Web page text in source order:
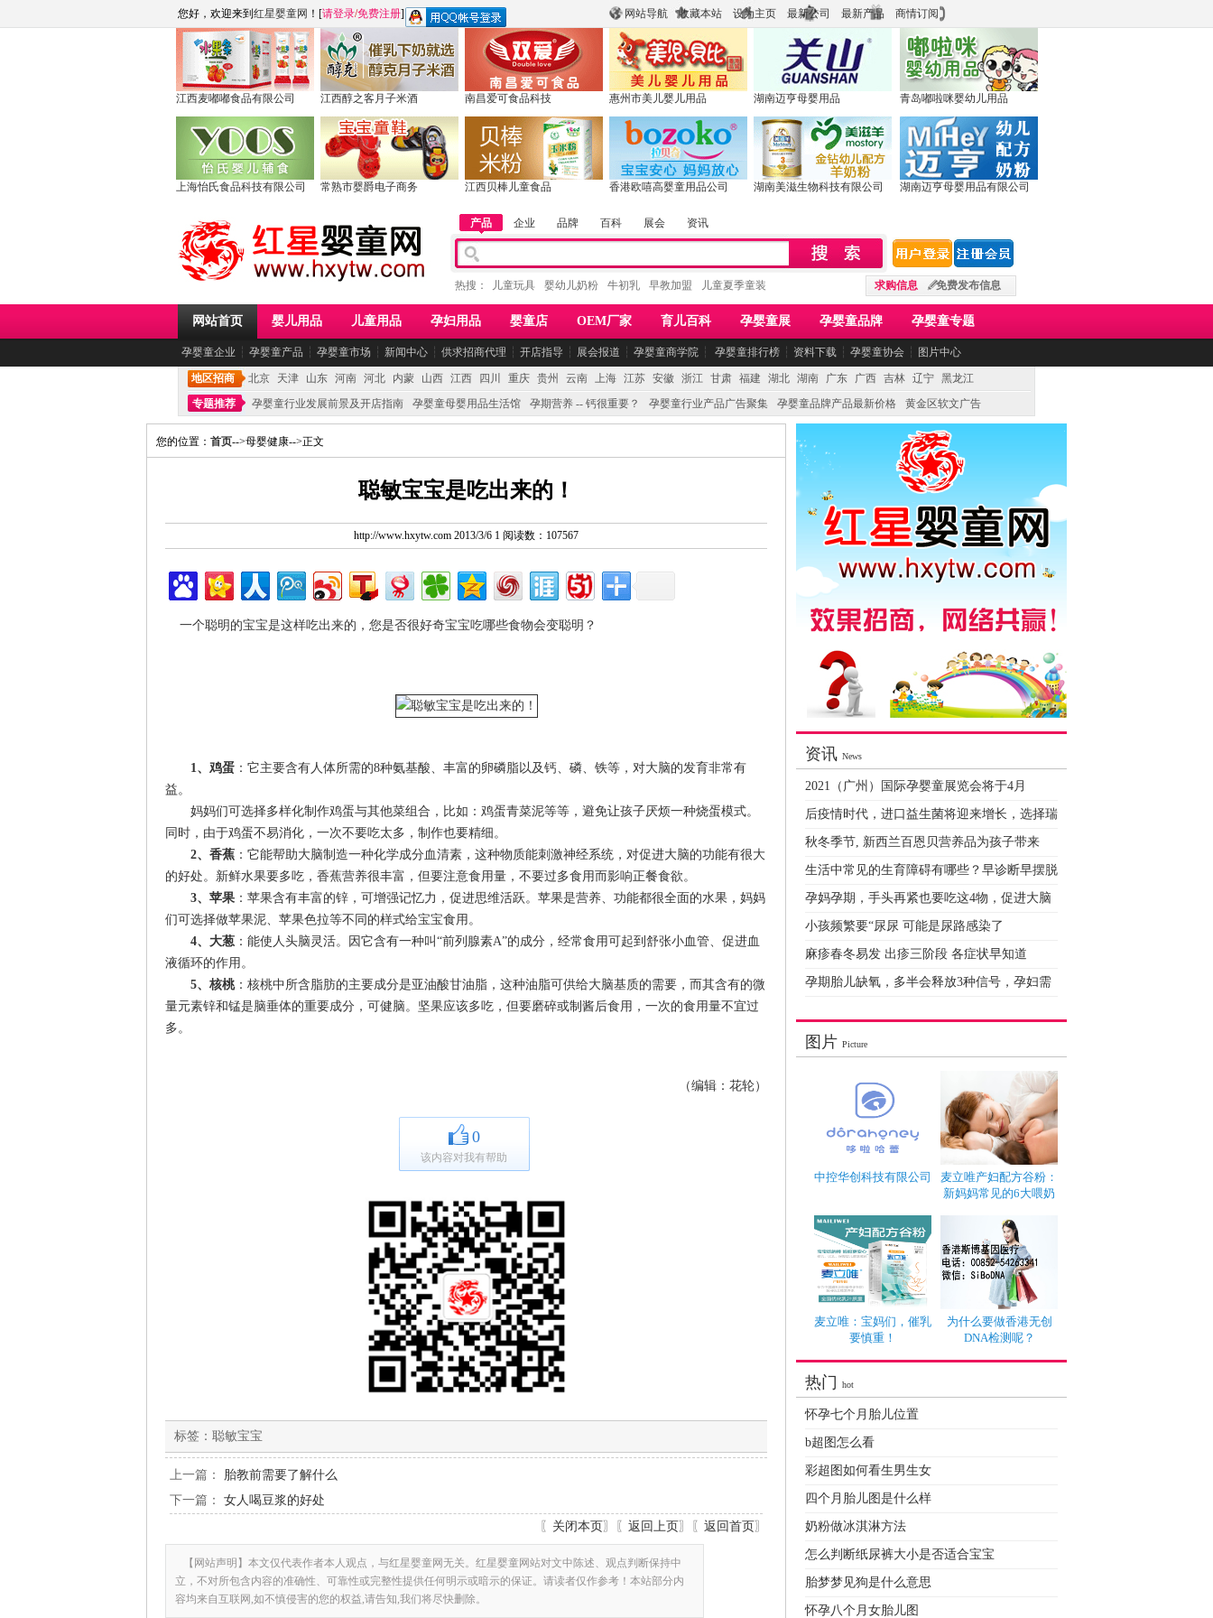
网站导航 收藏本站 设为主页 最新公司 最新产品 商情订阅
您好，欢迎来到 红星婴童网 ！[请登录/免费注册]
江西麦嘟嘟食品有限公司 江西醇之客月子米酒 南昌爱可食品科技 惠州市美儿婴儿用品 湖南迈亨母婴用品 青岛嘟啦咪婴幼儿用品
上海怡氏食品科技有限公司 常熟市婴爵电子商务 江西贝棒儿童食品 香港欧嘻高婴童用品公司 湖南美滋生物科技有限公司 湖南迈亨母婴用品有限公司
产品 企业 品牌 百科 展会 资讯
求购信息 免费发布信息
热搜： 儿童玩具 婴幼儿奶粉 牛初乳 早教加盟 儿童夏季童装
网站首页 婴儿用品 儿童用品 孕妇用品 婴童店 OEM厂家 育儿百科 孕婴童展 孕婴童品牌 孕婴童专题
孕婴童企业 ┆ 孕婴童产品 ┆ 孕婴童市场 ┆ 新闻中心 ┆ 供求招商代理 ┆ 开店指导 ┆ 展会报道 ┆ 孕婴童商学院 ┆ 孕婴童排行榜 ┆ 资料下载 ┆ 孕婴童协会 ┆ 图片中心
地区招商 北京 天津 山东 河南 河北 内蒙 山西 江西 四川 重庆 贵州 云南 上海 江苏 安徽 浙江 甘肃 福建 湖北 湖南 广东 广西 吉林 辽宁 黑龙江
专题推荐
孕婴童行业发展前景及开店指南 孕婴童母婴用品生活馆 孕期营养 -- 钙很重要？ 孕婴童行业产品广告聚集 孕婴童品牌产品最新价格 黄金区软文广告
您的位置： 首页-->母婴健康-->正文
聪敏宝宝是吃出来的！
http://www.hxytw.com 2013/3/6 1 阅读数：107567
一个聪明的宝宝是这样吃出来的，您是否很好奇宝宝吃哪些食物会变聪明？
1、鸡蛋 ：它主要含有人体所需的8种氨基酸、丰富的卵磷脂以及钙、磷、铁等，对大脑的发育非常有
益。
妈妈们可选择多样化制作鸡蛋与其他菜组合，比如：鸡蛋青菜泥等等，避免让孩子厌烦一种烧蛋模式。
同时，由于鸡蛋不易消化，一次不要吃太多，制作也要精细。
2、香蕉 ：它能帮助大脑制造一种化学成分血清素，这种物质能刺激神经系统，对促进大脑的功能有很大
的好处。新鲜水果要多吃，香蕉营养很丰富，但要注意食用量，不要过多食用而影响正餐食欲。
3、苹果 ：苹果含有丰富的锌，可增强记忆力，促进思维活跃。苹果是营养、功能都很全面的水果，妈妈
们可选择做苹果泥、苹果色拉等不同的样式给宝宝食用。
4、大葱 ：能使人头脑灵活。因它含有一种叫“前列腺素A”的成分，经常食用可起到舒张小血管、促进血
液循环的作用。
5、核桃：核桃中所含脂肪的主要成分是亚油酸甘油脂，这种油脂可供给大脑基质的需要，而其含有的微
量元素锌和锰是脑垂体的重要成分，可健脑。坚果应该多吃，但要磨碎或制酱后食用，一次的食用量不宜过
多。
（编辑：花轮）
0
该内容对我有帮助
标签： 聪敏宝宝
上一篇： 胎教前需要了解什么
下一篇： 女人喝豆浆的好处
〖 关闭本页〗〖 返回上页〗〖 返回首页〗
【网站声明】本文仅代表作者本人观点，与红星婴童网无关。红星婴童网站对文中陈述、观点判断保持中
立，不对所包含内容的准确性、可靠性或完整性提供任何明示或暗示的保证。请读者仅作参考！本站部分内
容均来自互联网,如不慎侵害的您的权益,请告知,我们将尽快删除。
资讯 News
2021（广州）国际孕婴童展览会将于4月
后疫情时代，进口益生菌将迎来增长，选择瑞
秋冬季节, 新西兰百恩贝营养品为孩子带来
生活中常见的生育障碍有哪些？早诊断早摆脱
孕妈孕期，手头再紧也要吃这4物，促进大脑
小孩频繁要“尿尿 可能是尿路感染了
麻疹春冬易发 出疹三阶段 各症状早知道
孕期胎儿缺氧，多半会释放3种信号，孕妇需
图片 Picture
中控华创科技有限公司
麦立唯产妇配方谷粉：
新妈妈常见的6大喂奶
麦立唯：宝妈们，催乳
要慎重！
为什么要做香港无创
DNA检测呢？
热门 hot
怀孕七个月胎儿位置
b超图怎么看
彩超图如何看生男生女
四个月胎儿图是什么样
奶粉做冰淇淋方法
怎么判断纸尿裤大小是否适合宝宝
胎梦梦见狗是什么意思
怀孕八个月女胎儿图